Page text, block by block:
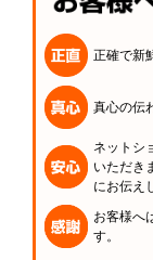
正確で新
真心の伝
ネットシ
いただき
にお伝え
お客様へ
す。